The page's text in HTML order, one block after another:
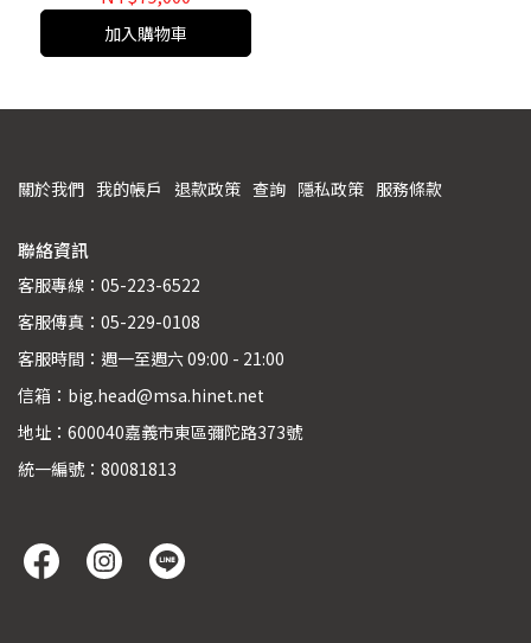
音喇叭.台灣公司貨
加入購物車
關於我們 我的帳戶 退款政策 查詢 隱私政策 服務條款
聯絡資訊
客服專線：05-223-6522
客服傳真：05-229-0108
客服時間：週一至週六 09:00 - 21:00
信箱：big.head@msa.hinet.net
地址：600040嘉義市東區彌陀路373號
統一編號：80081813